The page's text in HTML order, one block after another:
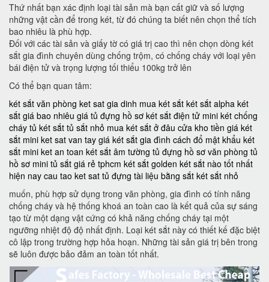
Thứ nhất bạn xác định loại tài sản mà bạn cất giữ và số lượng
những vật cần để trong két, từ đó chúng ta biết nên chọn thể tích
bao nhiêu là phù hợp.
Đối với các tài sản và giấy tờ có giá trị cao thì nên chọn dòng két
sắt gia đình chuyên dùng chống trộm, có chống cháy với loại yên
bái điện tử và trọng lượng tối thiểu 100kg trở lên
Có thể bạn quan tâm:
két sắt văn phòng ket sat gia dinh mua két sắt két sắt alpha két
sắt giá bao nhiêu giá tủ đựng hồ sơ két sắt điện tử mini két chống
cháy tủ két sắt tủ sắt nhỏ mua két sắt ở đâu cửa kho tiền giá két
sắt mini ket sat van tay giá két sắt gia đình cách đổ mật khẩu két
sắt mini ket an toan két sắt âm tường tủ đựng hồ sơ văn phòng tủ
hồ sơ mini tủ sắt giá rẻ tphcm két sắt golden két sắt nào tốt nhất
hiện nay cau tao ket sat tủ đựng tài liệu bằng sắt két sắt nhỏ
muốn, phù hợp sử dụng trong văn phòng, gia đình có tính năng
chống cháy và hệ thống khoá an toàn cao là kết quả của sự sáng
tạo từ một dạng vật cứng có khả năng chống cháy tại một
ngưỡng nhiệt độ độ nhất định. Loại két sắt này có thiết kế đặc biệt
cô lập trong trường hợp hỏa hoạn. Những tài sản giá trị bên trong
sẽ luôn được bảo đảm an toàn tốt nhất.